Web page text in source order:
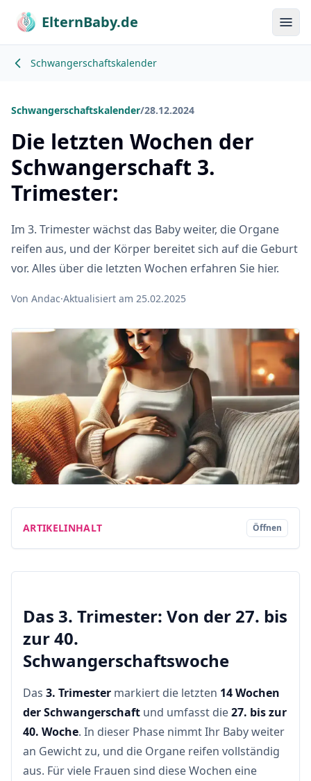
ElternBaby.de
Schwangerschaftskalender
Schwangerschaftskalender/28.12.2024
Die letzten Wochen der
Schwangerschaft 3.
Trimester:
Im 3. Trimester wächst das Baby weiter, die Organe
reifen aus, und der Körper bereitet sich auf die Geburt
vor. Alles über die letzten Wochen erfahren Sie hier.
Von Andac·Aktualisiert am 25.02.2025
ARTIKELINHALT Öffnen
Das 3. Trimester: Von der 27. bis
zur 40.
Schwangerschaftswoche
Das 3. Trimester markiert die letzten 14 Wochen
der Schwangerschaft und umfasst die27. bis zur
40. Woche. In dieser Phase nimmt Ihr Baby weiter
an Gewicht zu, und die Organe reifen vollständig
aus. Für viele Frauen sind diese Wochen eine